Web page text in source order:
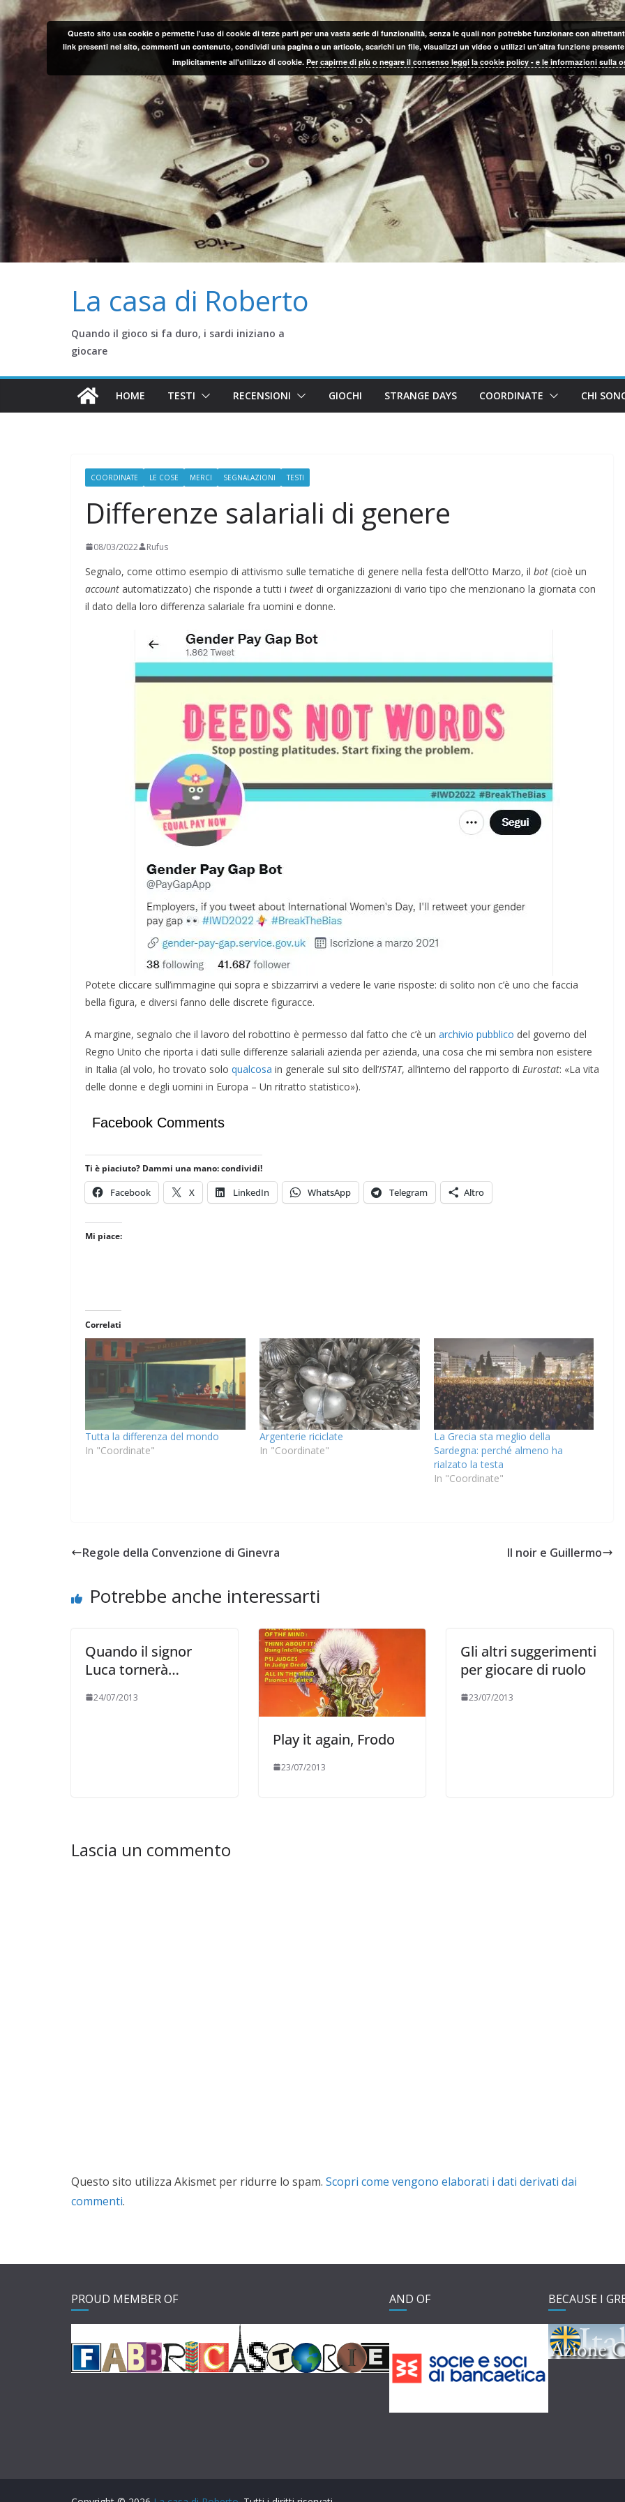
Salta
al
contenuto
La casa di Roberto
Quando il gioco si fa duro, i sardi iniziano a
giocare
HOME TESTI RECENSIONI GIOCHI STRANGE DAYS COORDINATE CHI
COORDINATE LE COSE MERCI SEGNALAZIONI TESTI
Differenze salariali di genere
08/03/2022 Rufus
Segnalo, come ottimo esempio di attivismo sulle tematiche di genere nella festa dell’Otto Marzo, il bot (cioè un
account automatizzato) che risponde a tutti i tweet di organizzazioni di vario tipo che menzionano la giornata con
il dato della loro differenza salariale fra uomini e donne.
Potete cliccare sull’immagine qui sopra e sbizzarrirvi a vedere le varie risposte: di solito non c’è uno che faccia
bella figura, e diversi fanno delle discrete figuracce.
A margine, segnalo che il lavoro del robottino è permesso dal fatto che c’è un archivio pubblico del governo del
Regno Unito che riporta i dati sulle differenze salariali azienda per azienda, una cosa che mi sembra non esistere
in Italia (al volo, ho trovato solo qualcosa in generale sul sito dell’ISTAT, all’interno del rapporto di Eurostat: «La vita
delle donne e degli uomini in Europa – Un ritratto statistico»).
Facebook Comments
Ti è piaciuto? Dammi una mano: condividi!
Facebook X LinkedIn WhatsApp Telegram Altro
Mi piace:
Correlati
Tutta la differenza del mondo
In "Coordinate"
Argenterie riciclate
In "Coordinate"
La Grecia sta meglio della
Sardegna: perché almeno ha
rialzato la testa
In "Coordinate"
Regole della Convenzione di Ginevra Il noir e Guillermo
Potrebbe anche interessarti
Quando il signor
Luca tornerà…
24/07/2013
Play it again, Frodo
23/07/2013
Gli altri suggerimenti
per giocare di ruolo
23/07/2013
Lascia un commento
Questo sito utilizza Akismet per ridurre lo spam. Scopri come vengono elaborati i dati derivati dai
commenti.
COORDINATE GIOCHI IL PENSIERO
POLITICA
SEGNALAZIONI
TESTI
Giocare il conflitto alla
Casa per la Pace di
Ghilarza
Cospirazioni
04/02/2026 Rufus
POLITICA
PROUD MEMBER OF AND OF BECAUSE I
Questo sito usa cookie o permette l'uso di cookie di terze parti per una vasta serie di funzionalità, senza le quali non potrebbe funzionare con
link presenti nel sito, commenti un contenuto, condividi una pagina o un articolo, scarichi un file, visualizzi un video o utilizzi un'altra funzione
implicitamente all'utilizzo di cookie. Per capirne di più o negare il consenso leggi la cookie policy - e le informazioni sulla